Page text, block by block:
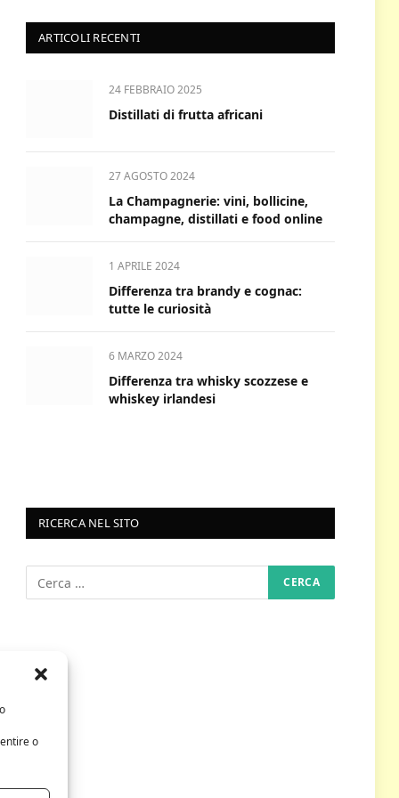
o
ARTICOLI RECENTI
24 FEBBRAIO 2025
Distillati di frutta africani
27 AGOSTO 2024
La Champagnerie: vini, bollicine,
champagne, distillati e food online
1 APRILE 2024
Differenza tra brandy e cognac:
tutte le curiosità
6 MARZO 2024
Differenza tra whisky scozzese e
whiskey irlandesi
RICERCA NEL SITO